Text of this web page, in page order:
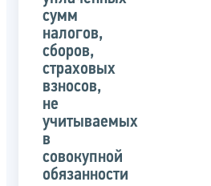
сумм
налогов,
сборов,
страховых
взносов,
не
учитываемых
в
совокупной
обязанности